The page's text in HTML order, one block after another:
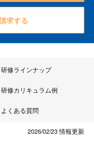
求する
研修ラインナップ
研修カリキュラム例
よくある質問
2026/02/23情報更新